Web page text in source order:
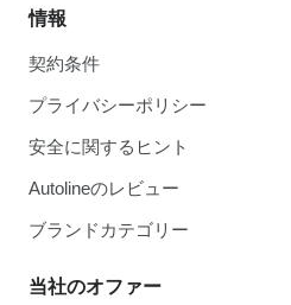
情報
契約条件
プライバシーポリシー
安全に関するヒント
Autolineのレビュー
ブランドカテゴリー
当社のオファー